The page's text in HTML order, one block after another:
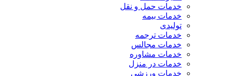
خدمات حمل و نقل
خدمات بیمه
تولیدی
خدمات ترجمه
خدمات مجالس
خدمات مشاوره
خدمات در منزل
خدمات ورزشی